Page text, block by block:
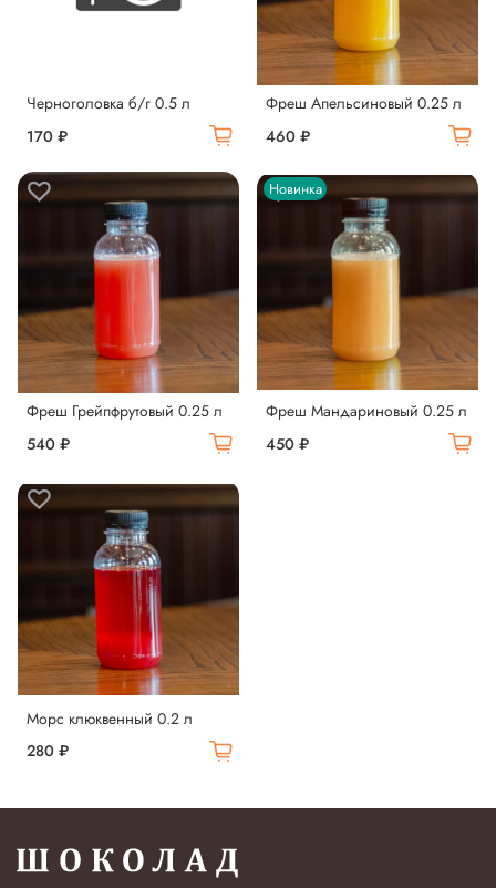
Черноголовка б/г 0.5 л
170 ₽
Фреш Апельсиновый 0.25 л
460 ₽
Фреш Грейпфрутовый 0.25 л
540 ₽
Новинка
Фреш Мандариновый 0.25 л
450 ₽
Морс клюквенный 0.2 л
280 ₽